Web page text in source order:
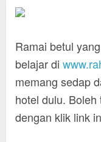
Ramai betul
belajar di
memang sedap
hotel dulu.
dengan klik link